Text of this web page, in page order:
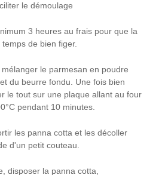
le démoulage
3 heures au frais pour que la
de bien figer.
le parmesan en poudre
du beurre fondu. Une fois bien
le tout sur une plaque allant au four
pendant 10 minutes.
les panna cotta et les décoller
d'un petit couteau.
disposer la panna cotta,